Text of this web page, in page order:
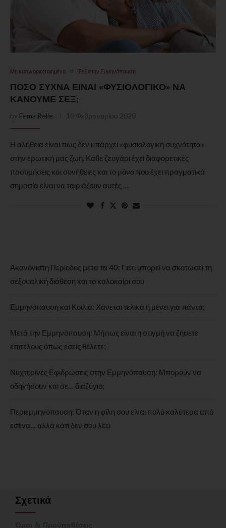
Μη κατηγοριοποιημένο Σεξ στην Εμμηνόπαυση
ΠΌΣΟ ΣΥΧΝΆ ΕΊΝΑΙ «ΦΥΣΙΟΛΟΓΙΚΌ» ΝΑ
ΚΆΝΟΥΜΕ ΣΕΞ;
by Fema Relle 10 Φεβρουαρίου 2020
Η αλήθεια είναι πως δεν υπάρχει «φυσιολογική συχνότητα»
στην ερωτική μας ζωή. Κάθε ζευγάρι έχει διαφορετικές
προτιμήσεις και συνήθειες και το μόνο που έχει πραγματικά
σημασία είναι να ταιριάζουν αυτές …
Ακανόνιστη Περίοδος μετά τα 40: Γιατί μπορεί να σκοτώσει τη
σεξουαλική διάθεση και το καλοκαίρι σου
Εμμηνόπαυση και Κοιλιά: Χάνεται τελικά ή μένει για πάντα;
Μετά την Εμμηνόπαυση: Μήπως είναι η στιγμή να ζήσετε
επιτέλους όπως εσείς θέλετε;
Νυχτερινές Εφιδρώσεις στην Εμμηνόπαυση: Μπορούν να
οδηγήσουν και σε… διαζύγιο;
Περιεμμηνόπαυση: Όταν η φίλη σου είναι πολύ καλύτερα από
εσένα… αλλά κάτι δεν σου λέει
Σχετικά